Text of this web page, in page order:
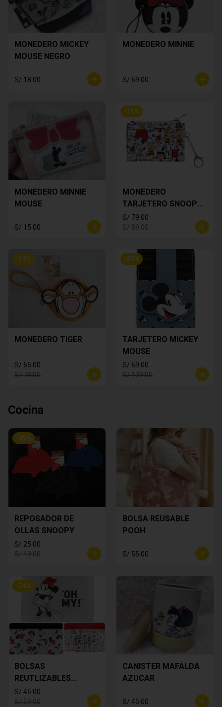
MONEDERO MICKEY
MOUSE NEGRO
S/ 18.00
MONEDERO MINNIE
S/ 69.00
MONEDERO MINNIE
MOUSE
S/ 15.00
-11 %
MONEDERO
TARJETERO SNOOPY
BLANCO
S/ 79.00
S/ 89.00
-17%
MONEDERO TIGER
S/ 65.00
S/ 78.00
-37%
TARJETERO MICKEY
MOUSE
S/ 69.00
S/ 109.00
Cocina
-49%
REPOSADOR DE
OLLAS SNOOPY
S/ 25.00
S/ 49.00
BOLSA REUSABLE
POOH
S/ 55.00
-24%
BOLSAS
REUTLIZABLES
MINNIE MOUSE
S/ 45.00
S/ 59.00
CANISTER MAFALDA
AZUCAR
S/ 45.00